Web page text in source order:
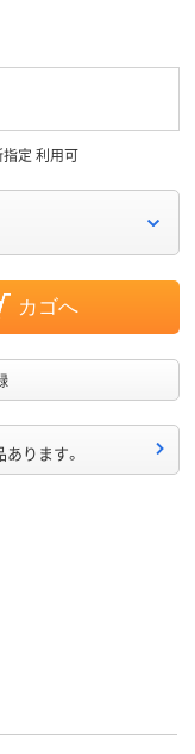
定 利用可
カゴへ
あります。